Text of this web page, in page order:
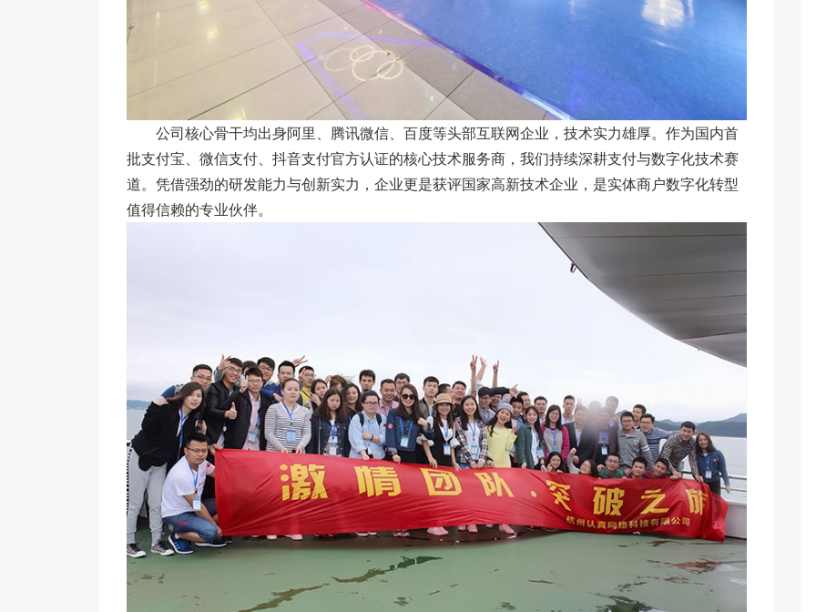
公司核心骨干均出身阿里、腾讯微信、百度等头部互联网企业，技术实力雄厚。作为国内首
批支付宝、微信支付、抖音支付官方认证的核心技术服务商，我们持续深耕支付与数字化技术赛
道。凭借强劲的研发能力与创新实力，企业更是获评国家高新技术企业，是实体商户数字化转型
值得信赖的专业伙伴。